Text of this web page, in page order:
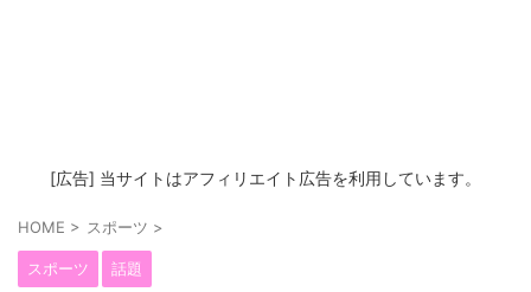
[広告] 当サイトはアフィリエイト広告を利用しています。
HOME > スポーツ >
スポーツ 話題